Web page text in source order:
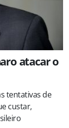
atacar o
tentativas de
custar,